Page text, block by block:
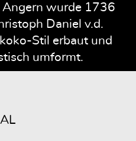
Angern wurde 1736
Daniel v.d.
Stil erbaut und
umformt.